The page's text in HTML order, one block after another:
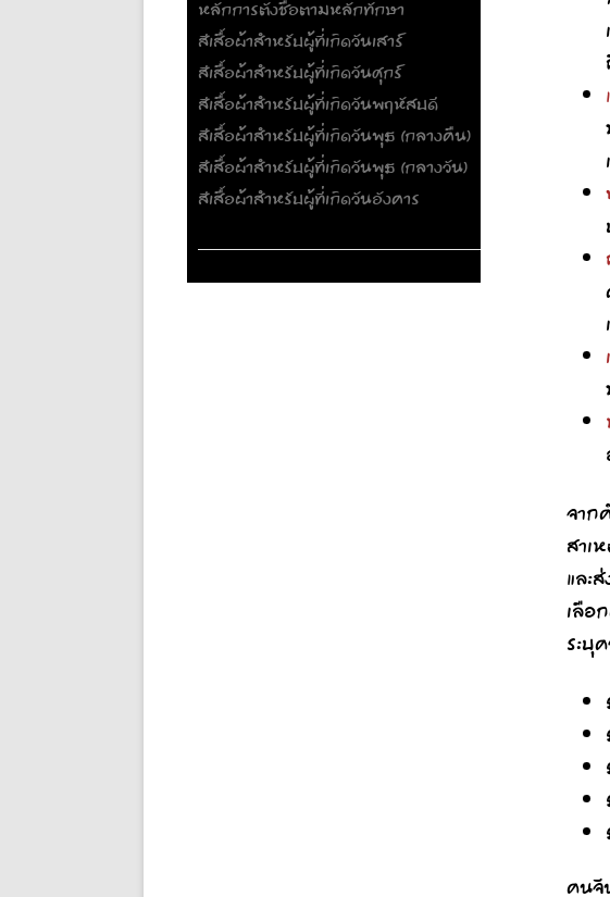
จาก
สาเ
และ
เลือ
ระบุ
คนจี
หลักการตั้งชื่อตามหลักทักษา
สีเสื้อผ้าสำหรับผู้ที่เกิดวันเสาร์
สีเสื้อผ้าสำหรับผู้ที่เกิดวันศุกร์
สีเสื้อผ้าสำหรับผู้ที่เกิดวันพฤหัสบดี
สีเสื้อผ้าสำหรับผู้ที่เกิดวันพุธ (กลางคืน)
สีเสื้อผ้าสำหรับผู้ที่เกิดวันพุธ (กลางวัน)
สีเสื้อผ้าสำหรับผู้ที่เกิดวันอังคาร